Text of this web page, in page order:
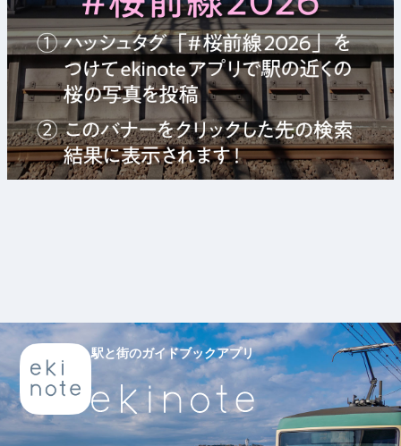
駅と街のガイドブックアプリ